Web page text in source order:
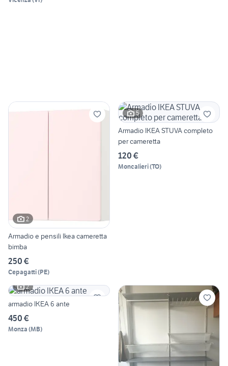
2
Armadio e pensili Ikea cameretta
bimba
250 €
Cepagatti(PE)
5
Armadio IKEA STUVA completo
per cameretta
120 €
Moncalieri(TO)
2
armadio IKEA 6 ante
450 €
Monza (MB)